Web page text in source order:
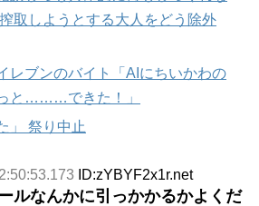
取しようとする大人をどう除外
レブンのバイト「AIにちいかわの
と………できた！」
」 祭り中止
ID:zYBYF2x1r.net
ルなんかに引っかかるかよくだ